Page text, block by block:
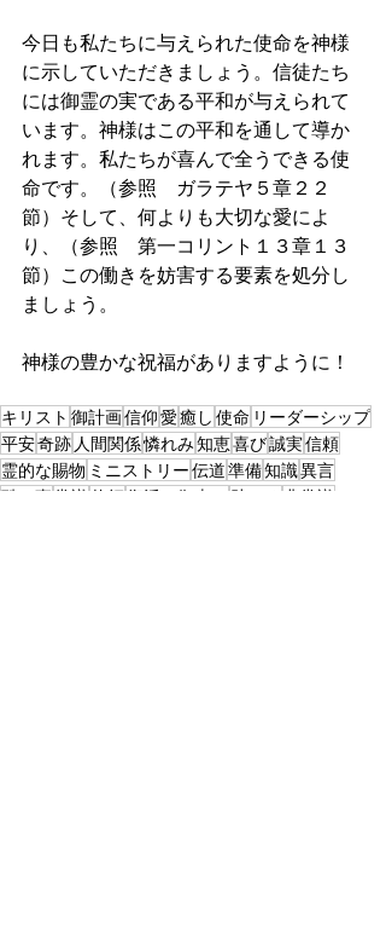
今日も私たちに与えられた使命を神様
に示していただきましょう。信徒たち
には御霊の実である平和が与えられて
います。神様はこの平和を通して導か
れます。私たちが喜んで全うできる使
命です。（参照　ガラテヤ５章２２
節）そして、何よりも大切な愛によ
り、（参照　第一コリント１３章１３
節）この働きを妨害する要素を処分し
ましょう。
神様の豊かな祝福がありますように！
キリスト 御計画信仰愛癒し 使命 リーダーシップ
平安奇跡 人間関係憐れみ知恵喜び誠実信頼
霊的な賜物 ミニストリー伝道準備知識異言
酷い事 常識 牧師 復活の御恵み 助ける
非常識